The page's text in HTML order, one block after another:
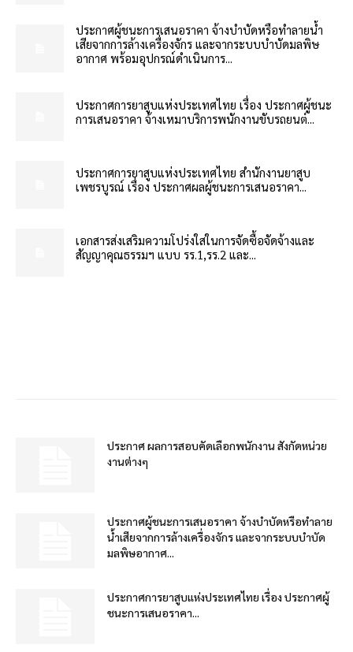
ประกาศผู้ชนะการเสนอราคา จ้างบำบัดหรือทำลายน้ำ
เสียจากการล้างเครื่องจักร และจากระบบบำบัดมลพิษ
อากาศ พร้อมอุปกรณ์ดำเนินการ...
ประกาศการยาสูบแห่งประเทศไทย เรื่อง ประกาศผู้ชนะ
การเสนอราคา จ้างเหมาบริการพนักงานขับรถยนต์...
ประกาศการยาสูบแห่งประเทศไทย สำนักงานยาสูบ
เพชรบูรณ์ เรื่อง ประกาศผลผู้ชนะการเสนอราคา...
เอกสารส่งเสริมความโปร่งใสในการจัดซื้อจัดจ้างและ
สัญญาคุณธรรมฯ แบบ รร.1,รร.2 และ...
ประกาศ ผลการสอบคัดเลือกพนักงาน สังกัดหน่วย
งานต่างๆ
ประกาศผู้ชนะการเสนอราคา จ้างบำบัดหรือทำลาย
น้ำเสียจากการล้างเครื่องจักร และจากระบบบำบัด
มลพิษอากาศ...
ประกาศการยาสูบแห่งประเทศไทย เรื่อง ประกาศผู้
ชนะการเสนอราคา...